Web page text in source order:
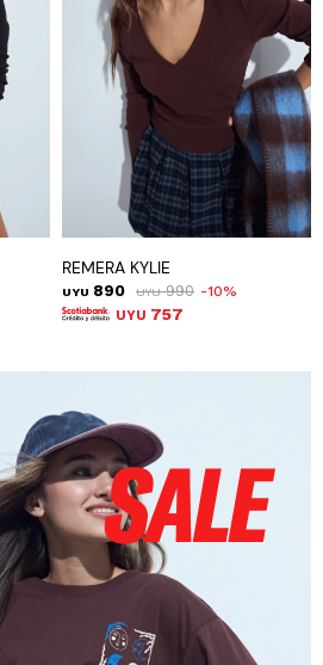
REMERA KYLIE
UYU 890 UYU 990 10
UYU 757